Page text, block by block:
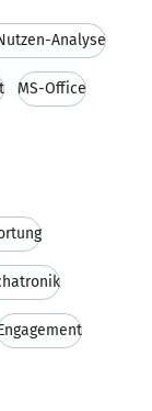
Analyse
MS-Office